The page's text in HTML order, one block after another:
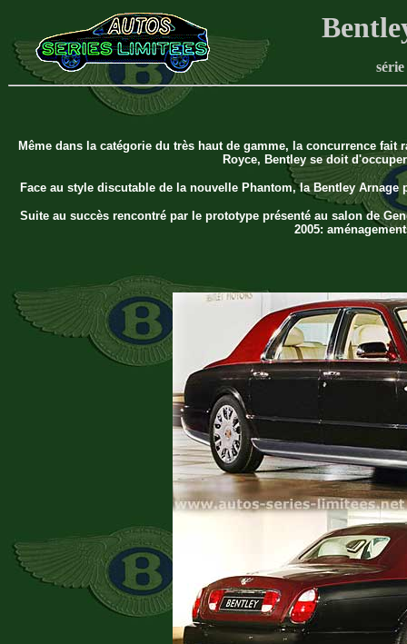
Même dans la catégorie du très haut de gamme, la concurrence
Royce, Bentley se doit
Face au style discutable de la nouvelle Phantom, la Bentley
Suite au succès rencontré par le prototype présenté au salon de
2005: